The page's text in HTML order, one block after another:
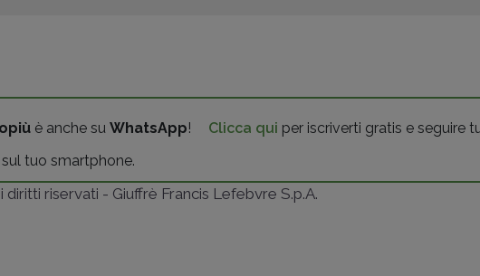
è anche suWhatsApp! Clicca qui per iscriverti gratis e seguire
tuo smartphone.
riservati - Giuffrè Francis Lefebvre S.p.A.